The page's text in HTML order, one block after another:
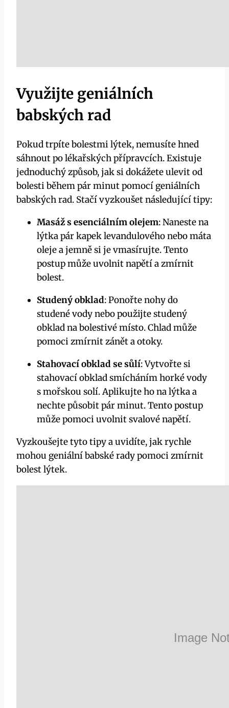
Využijte geniálních
babských rad
Pokud ‌trpíte bolestmi lýtek, nemusíte hned
⁢sáhnout po lékařských přípravcích. ​Existuje
jednoduchý ‍způsob, jak si dokážete ulevit od
bolesti během pár minut pomocí geniálních
babských rad. ⁢Stačí​ vyzkoušet následující tipy:
Masáž s esenciálním olejem: Naneste ‍na
lýtka pár ‌kapek levandulového nebo máta
‍oleje a jemně si je vmasírujte.⁤ Tento
postup může uvolnit napětí a zmírnit
bolest.
Studený obklad: Ponořte nohy do
studené vody⁢ nebo⁤ použijte studený
obklad na bolestivé místo. Chlad může​
pomoci zmírnit zánět a ⁣otoky.
Stahovací ​obklad se sůlí: ⁤Vytvořte si
stahovací obklad smícháním horké vody
s ⁣mořskou solí. Aplikujte⁢ ho na lýtka⁢ a
nechte působit pár minut. Tento postup
může pomoci uvolnit svalové napětí.
Vyzkoušejte tyto tipy⁢ a uvidíte, jak rychle
mohou geniální babské ‍rady pomoci ⁤zmírnit
bolest lýtek.